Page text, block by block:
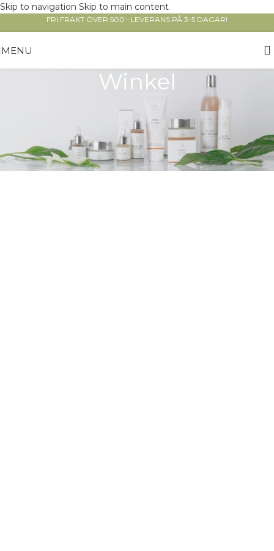
Skip to navigation Skip to main content
FRI FRAKT ÖVER 500:- LEVERANS PÅ 3-5 DAGAR!
MENU
Winkel